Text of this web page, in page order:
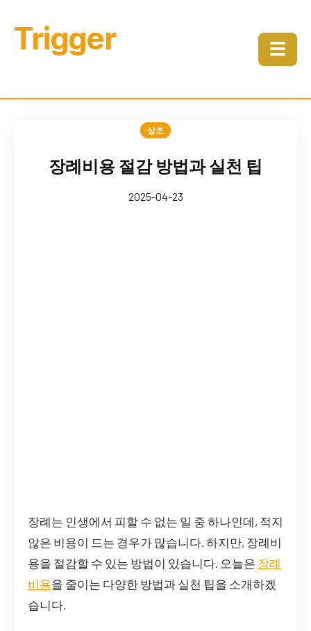
Trigger ☰
상조
장례비용 절감 방법과 실천 팁
2025-04-23
장례는 인생에서 피할 수 없는 일 중 하나인데, 적지
않은 비용이 드는 경우가 많습니다. 하지만, 장례비
용을 절감할 수 있는 방법이 있습니다. 오늘은 장례
비용을 줄이는 다양한 방법과 실천 팁을 소개하겠
습니다.